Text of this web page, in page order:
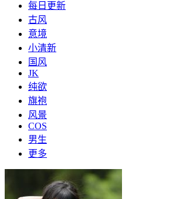
每日更新
古风
意境
小清新
国风
JK
纯欲
旗袍
风景
COS
男生
更多